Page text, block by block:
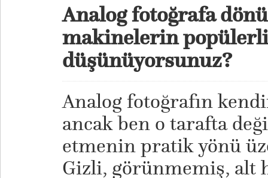
Analog fotoğrafa
makinelerin
düşünüyorsunuz?
Analog fotoğrafın
ancak ben o tarafta
etmenin pratik yönü
Gizli, görünmemiş, alt